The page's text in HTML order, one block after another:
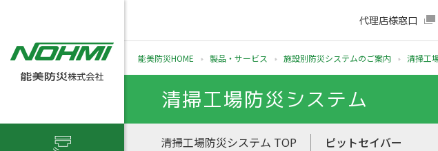
代理店様窓口
能美防災HOME 製品・サービス 施設別防災システムのご案内 清掃工
清掃工場防災システム
清掃工場防災システム TOP ピットセイバー